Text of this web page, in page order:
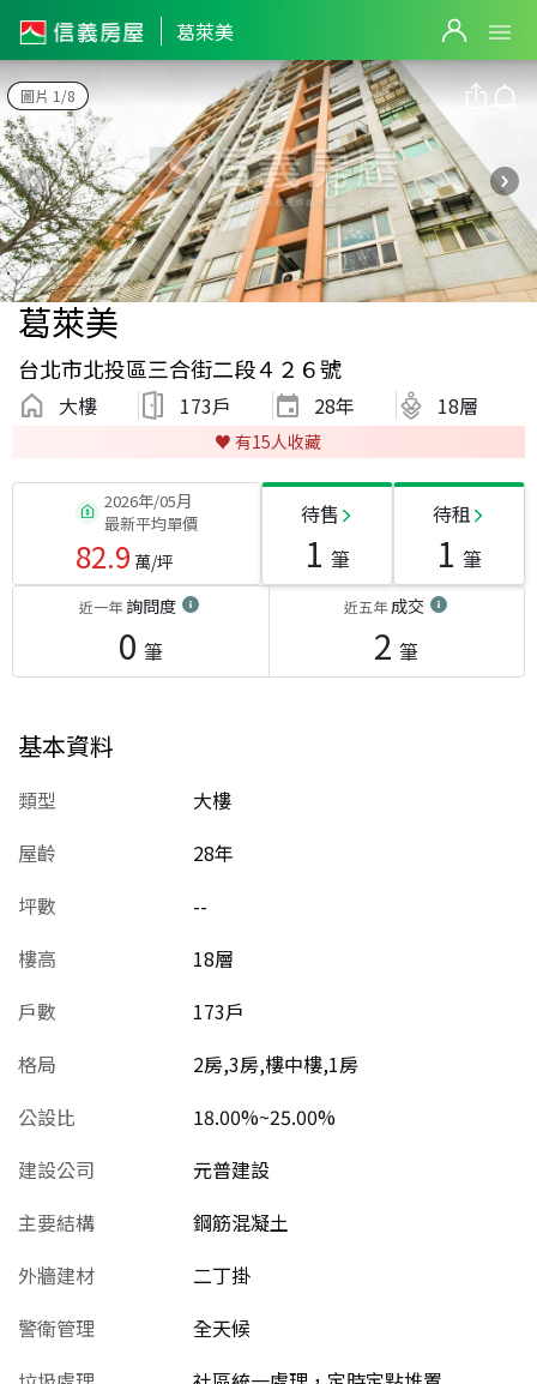
葛萊美
圖片 1/8
葛萊美
台北市北投區三合街二段４２６號
大樓 173戶 28年 18層
♥️ 有15人收藏
2026年/05月
最新平均單價
82.9 萬/坪
待售
1 筆
待租
1 筆
近一年詢問度
0 筆
近五年成交
2 筆
基本資料
類型
大樓
屋齡
28年
坪數
--
樓高
18層
戶數
173戶
格局
2房,3房,樓中樓,1房
公設比
18.00%~25.00%
建設公司
元普建設
主要結構
鋼筋混凝土
外牆建材
二丁掛
警衛管理
全天候